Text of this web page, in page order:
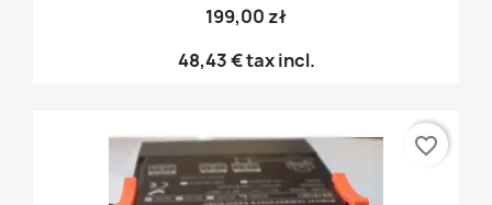
199,00 zł
48,43 €tax incl.
favorite_border